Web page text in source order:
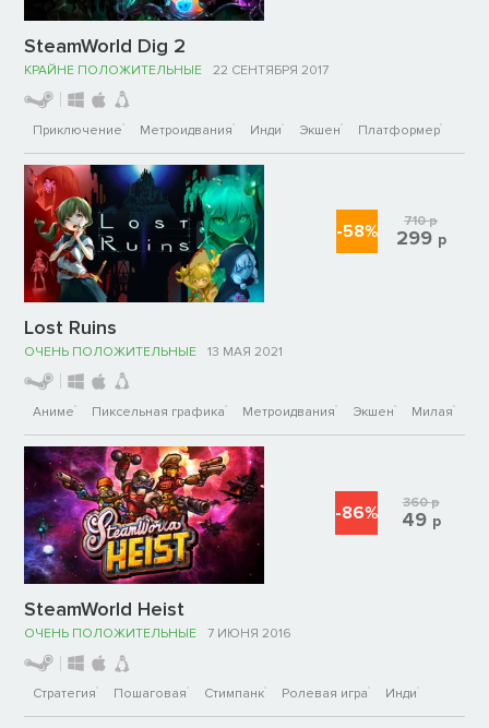
SteamWorld Dig 2
КРАЙНЕ ПОЛОЖИТЕЛЬНЫЕ 22 СЕНТЯБРЯ 2017
Приключение Метроидвания Инди Экшен Платформер
Lost Ruins
ОЧЕНЬ ПОЛОЖИТЕЛЬНЫЕ 13 МАЯ 2021
Аниме Пиксельная графика Метроидвания Экшен Милая
-58% 710р
299 р
SteamWorld Heist
ОЧЕНЬ ПОЛОЖИТЕЛЬНЫЕ 7 ИЮНЯ 2016
Стратегия Пошаговая Стимпанк Ролевая игра Инди
-86% 360р
49 р